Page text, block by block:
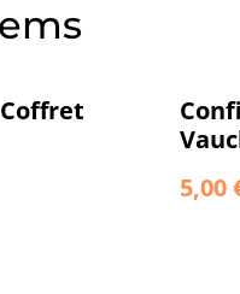
%
5,00